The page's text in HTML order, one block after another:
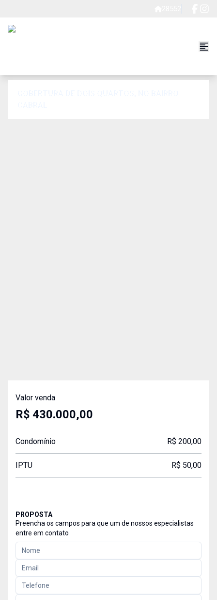
Valor venda
R$ 430.000,00
Condomínio R$ 200,00
IPTU R$ 50,00
PROPOSTA
Preencha os campos para que um de nossos especialistas
entre em contato